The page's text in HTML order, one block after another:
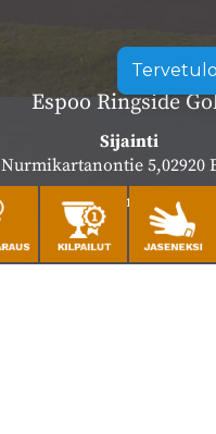
Espoo Ringside
Sijainti
Nurmikartanontie 5,02920
Katso sijainti kartalla